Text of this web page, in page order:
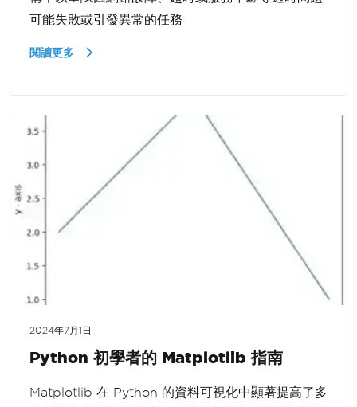
可能失敗或引發異常的任務
閱讀更多
2024年7月1日
Python 初學者的 Matplotlib 指南
Matplotlib 在 Python 的資料可視化中顯著提高了多